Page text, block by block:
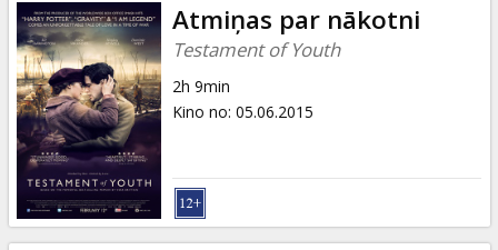
Atmiņas par nākotni
Testament of Youth
2h 9min
Kino no: 05.06.2015